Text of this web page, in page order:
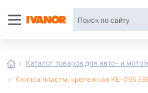
Каталог товаров для авто- и
Клипса пластм. крепежная KE-095
интернет-